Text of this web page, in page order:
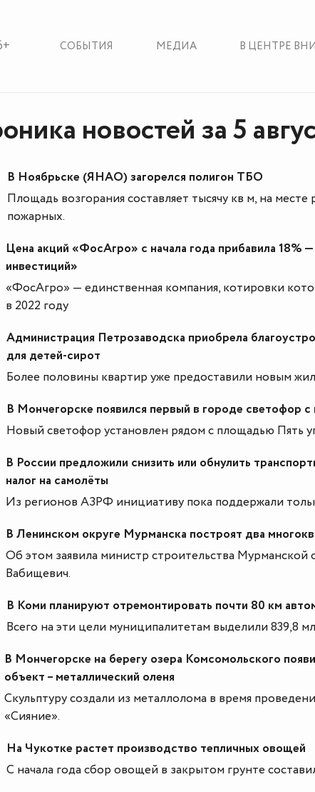
СОБЫТИЯ МЕДИА В ЦЕНТРЕ
новостей за 5
В Ноябрьске (ЯНАО) загорелся полигон ТБО
Площадь возгорания составляет тысячу кв м, на месте
пожарных.
Цена акций «ФосАгро» с начала года прибавила 18%
инвестиций»
«ФосАгро» — единственная компания, котировки
в 2022 году
Администрация Петрозаводска приобрела
для детей-сирот
Более половины квартир уже предоставили новым
В Мончегорске появился первый в городе светофор с
Новый светофор установлен рядом с площадью Пять
В России предложили снизить или обнулить
налог на самолёты
Из регионов АЗРФ инициативу пока поддержали
В Ленинском округе Мурманска построят два
Об этом заявила министр строительства Мурманской
Вабищевич.
В Коми планируют отремонтировать почти 80 км
Всего на эти цели муниципалитетам выделили 839,8
В Мончегорске на берегу озера Комсомольского
объект – металлический оленя
Скульптуру создали из металлолома в время
«Сияние».
На Чукотке растет производство тепличных овощей
С начала года сбор овощей в закрытом грунте